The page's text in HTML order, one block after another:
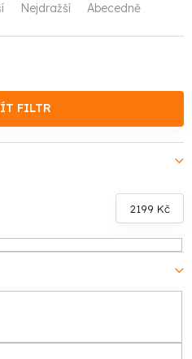
Nejdražší Abecedně
FILTR
2199 Kč